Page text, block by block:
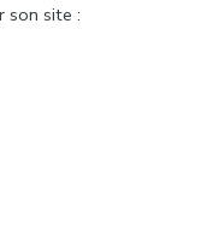
son site :